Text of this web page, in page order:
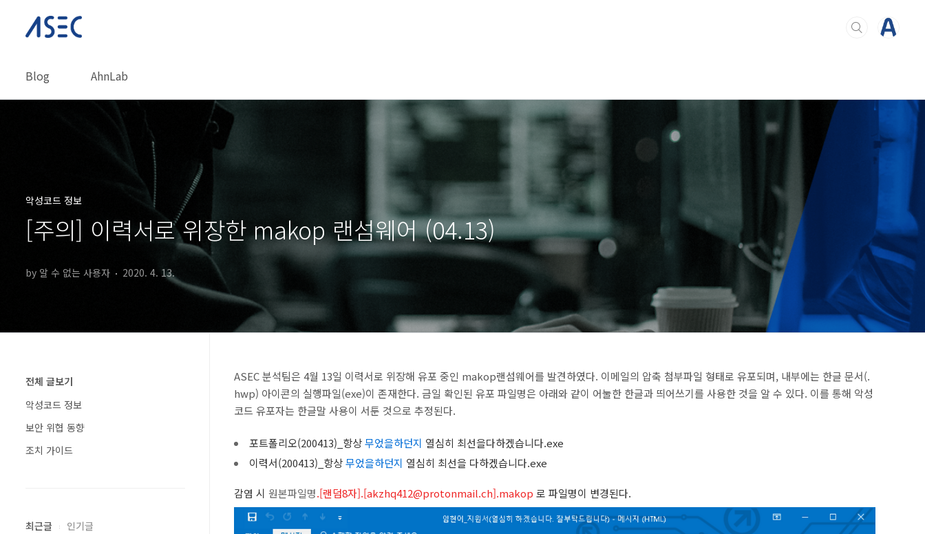
Blog AhnLab
악성코드 정보
[주의] 이력서로 위장한 makop 랜섬웨어 (04.13)
by 알 수 없는 사용자 2020. 4. 13.
ASEC 분석팀은 4월 13일 이력서로 위장해 유포 중인 makop랜섬웨어를 발견하였다. 이메일의 압축 첨부파일 형태로 유포되며, 내부에는 한글 문서(.
hwp) 아이콘의 실행파일(exe)이 존재한다. 금일 확인된 유포 파일명은 아래와 같이 어눌한 한글과 띄어쓰기를 사용한 것을 알 수 있다. 이를 통해 악성
코드 유포자는 한글말 사용이 서툰 것으로 추정된다.
포트폴리오(200413)_항상 무었을하던지 열심히 최선을다하겠습니다.exe
이력서(200413)_항상 무었을하던지 열심히 최선을 다하겠습니다.exe
감염 시 원본파일명.[랜덤8자].[akzhq412@protonmail.ch].makop 로 파일명이 변경된다.
전체 글보기
악성코드 정보
보안 위협 동향
조치 가이드
최근글 인기글